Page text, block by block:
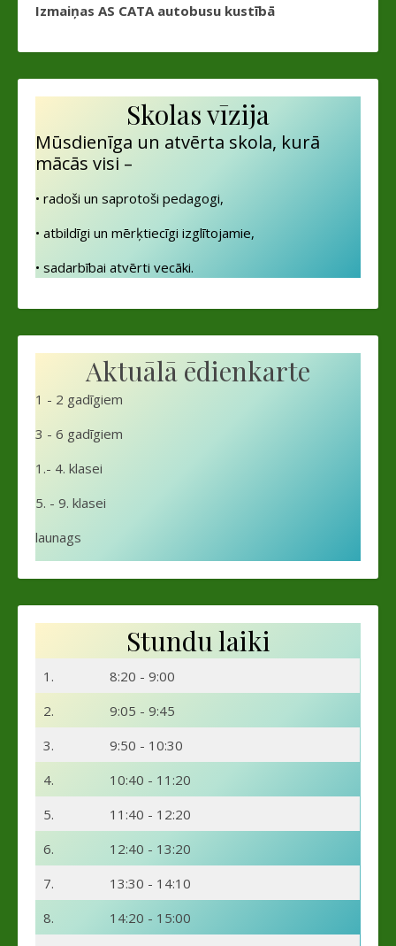
Izmaiņas AS CATA autobusu kustībā
Skolas vīzija
Mūsdienīga un atvērta skola, kurā
mācās visi –
• radoši un saprotoši pedagogi,
• atbildīgi un mērķtiecīgi izglītojamie,
• sadarbībai atvērti vecāki.
Aktuālā ēdienkarte
1 - 2 gadīgiem
3 - 6 gadīgiem
1.- 4. klasei
5. - 9. klasei
launags
Stundu laiki
1.
8:20 - 9:00
2.
9:05 - 9:45
3.
9:50 - 10:30
4.
10:40 - 11:20
5.
11:40 - 12:20
6.
12:40 - 13:20
7.
13:30 - 14:10
8.
14:20 - 15:00